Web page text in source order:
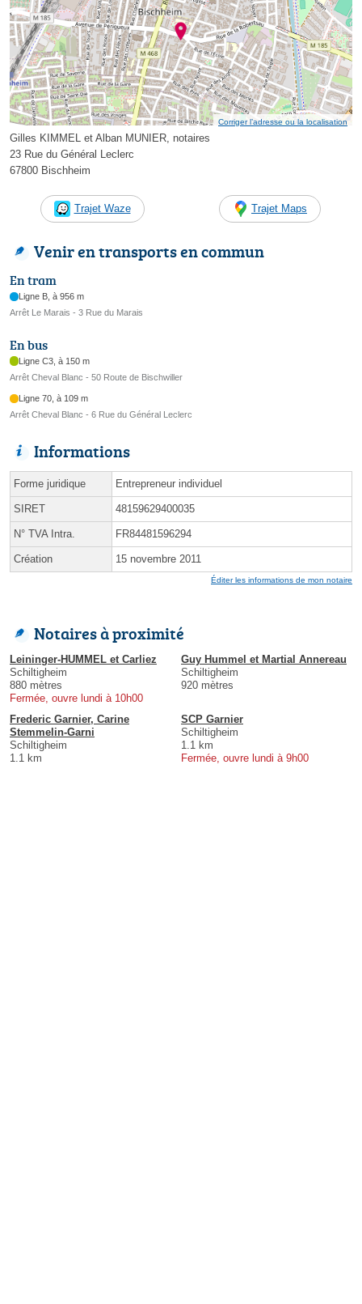
Corriger l’adresse ou la localisation
Gilles KIMMEL et Alban MUNIER, notaires
23 Rue du Général Leclerc
67800 Bischheim
Trajet Waze Trajet Maps
Venir en transports en commun
En tram
Ligne B, à 956 m
Arrêt Le Marais - 3 Rue du Marais
En bus
Ligne C3, à 150 m
Arrêt Cheval Blanc - 50 Route de Bischwiller
Ligne 70, à 109 m
Arrêt Cheval Blanc - 6 Rue du Général Leclerc
Informations
Forme juridique Entrepreneur individuel
SIRET 48159629400035
N° TVA Intra. FR84481596294
Création 15 novembre 2011
Éditer les informations de mon notaire
Notaires à proximité
Leininger-HUMMEL et Carliez
Schiltigheim
880 mètres
Fermée, ouvre lundi à 10h00
Guy Hummel et Martial Annereau
Schiltigheim
920 mètres
Frederic Garnier, Carine
Stemmelin-Garni
Schiltigheim
1.1 km
SCP Garnier
Schiltigheim
1.1 km
Fermée, ouvre lundi à 9h00